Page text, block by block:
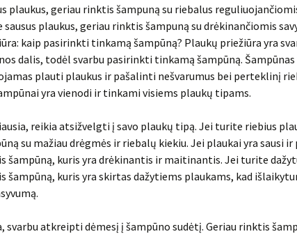
plaukus, geriau rinktis šampuną su riebalus
plaukus, geriau rinktis šampuną su drėkinančiomis
kaip pasirinkti tinkamą šampūną? Plaukų priežiūra yra
dalis, todėl svarbu pasirinkti tinkamą šampūną.
plauti plaukus ir pašalinti nešvarumus bei perteklinį
yra vienodi ir tinkami visiems plaukų tipams.
reikia atsižvelgti į savo plaukų tipą. Jei turite riebius
su mažiau drėgmės ir riebalų kiekiu. Jei plaukai yra sausi
šampūną, kuris yra drėkinantis ir maitinantis. Jei turite
šampūną, kuris yra skirtas dažytiems plaukams, kad
svarbu atkreipti dėmesį į šampūno sudėtį. Geriau rinktis